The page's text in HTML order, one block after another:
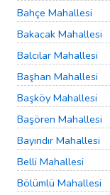
Bahçe Mahallesi
Bakacak Mahallesi
Balcılar Mahallesi
Başhan Mahallesi
Başköy Mahallesi
Başören Mahallesi
Bayındır Mahallesi
Belli Mahallesi
Bölümlü Mahallesi